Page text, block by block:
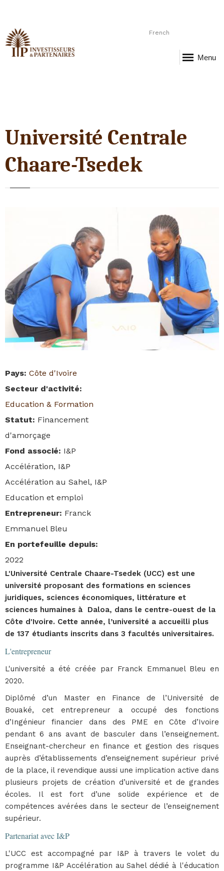
French
Menu
Université Centrale
Chaare-Tsedek
Pays: Côte d'Ivoire
Secteur d'activité:
Education & Formation
Statut: Financement
d'amorçage
Fond associé: I&P
Accélération, I&P
Accélération au Sahel, I&P
Education et emploi
Entrepreneur: Franck
Emmanuel Bleu
En portefeuille depuis:
2022
L'Université Centrale Chaare-Tsedek (UCC) est une
université proposant des formations en sciences
juridiques, sciences économiques, littérature et
sciences humaines à Daloa, dans le centre-ouest de la
Côte d'Ivoire. Cette année, l’université a accueilli plus
de 137 étudiants inscrits dans 3 facultés universitaires.
L'entrepreneur
L'université a été créée par Franck Emmanuel Bleu en
2020.
Diplômé d’un Master en Finance de l’Université de
Bouaké, cet entrepreneur a occupé des fonctions
d’Ingénieur financier dans des PME en Côte d’Ivoire
pendant 6 ans avant de basculer dans l’enseignement.
Enseignant-chercheur en finance et gestion des risques
auprès d’établissements d’enseignement supérieur privé
de la place, il revendique aussi une implication active dans
plusieurs projets de création d’université et de grandes
écoles. Il est fort d’une solide expérience et de
compétences avérées dans le secteur de l’enseignement
supérieur.
Partenariat avec I&P
L'UCC est accompagné par I&P à travers le volet du
programme I&P Accélération au Sahel dédié à l'éducation